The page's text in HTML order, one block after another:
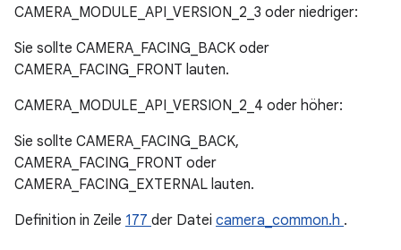
CAMERA_MODULE_API_VERSION_2_3 oder niedriger:
Sie sollte CAMERA_FACING_BACK oder
CAMERA_FACING_FRONT lauten.
CAMERA_MODULE_API_VERSION_2_4 oder höher:
Sie sollte CAMERA_FACING_BACK,
CAMERA_FACING_FRONT oder
CAMERA_FACING_EXTERNAL lauten.
Definition in Zeile 177 der Datei camera_common.h .